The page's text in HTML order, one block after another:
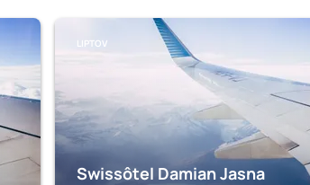
LIPTOV
Swissôtel Damian Jasna